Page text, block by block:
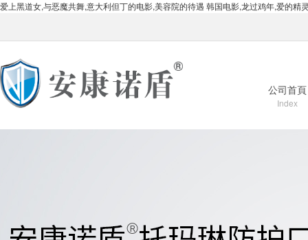
爱上黑道女,与恶魔共舞,意大利但丁的电影,美容院的待遇 韩国电影,龙过鸡年,爱的精
公司首頁
Index